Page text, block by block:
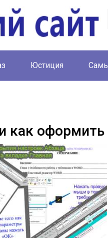
Юстиция
как оформить